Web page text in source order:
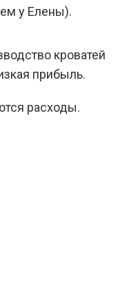
у Елены).
кроватей
прибыль.
расходы.